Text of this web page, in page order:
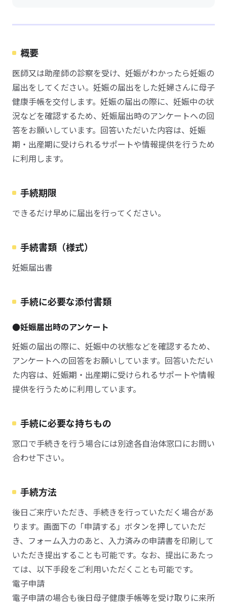
概要
医師又は助産師の診察を受け、妊娠がわかったら妊娠の
届出をしてください。妊娠の届出をした妊婦さんに母子
健康手帳を交付します。妊娠の届出の際に、妊娠中の状
況などを確認するため、妊娠届出時のアンケートへの回
答をお願いしています。回答いただいた内容は、妊娠
期・出産期に受けられるサポートや情報提供を行うため
に利用します。
手続期限
できるだけ早めに届出を行ってください。
手続書類（様式）
妊娠届出書
手続に必要な添付書類
●妊娠届出時のアンケート
妊娠の届出の際に、妊娠中の状態などを確認するため、
アンケートへの回答をお願いしています。回答いただい
た内容は、妊娠期・出産期に受けられるサポートや情報
提供を行うために利用しています。
手続に必要な持ちもの
窓口で手続きを行う場合には別途各自治体窓口にお問い
合わせ下さい。
手続方法
後日ご来庁いただき、手続きを行っていただく場合があ
ります。画面下の「申請する」ボタンを押していただ
き、フォーム入力のあと、入力済みの申請書を印刷して
いただき提出することも可能です。なお、提出にあたっ
ては、以下手段をご利用いただくことも可能です。
電子申請
電子申請の場合も後日母子健康手帳等を受け取りに来所